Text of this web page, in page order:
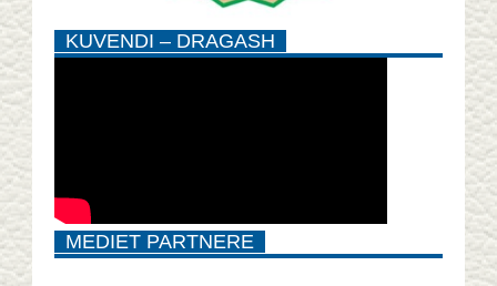
KUVENDI – DRAGASH
MEDIET PARTNERE